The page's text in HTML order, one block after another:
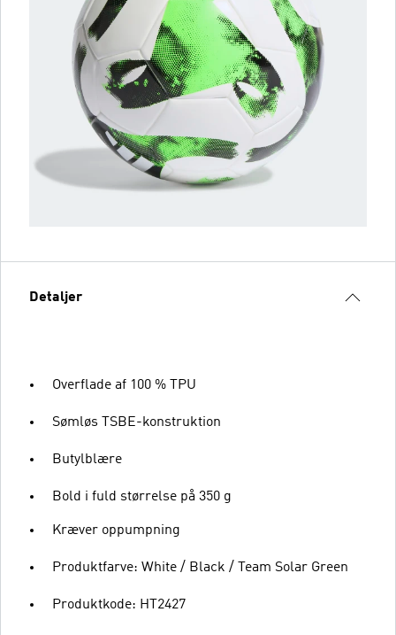
Detaljer
Overflade af 100 % TPU
Sømløs TSBE-konstruktion
Butylblære
Bold i fuld størrelse på 350 g
Kræver oppumpning
Produktfarve: White / Black / Team Solar Green
Produktkode: HT2427